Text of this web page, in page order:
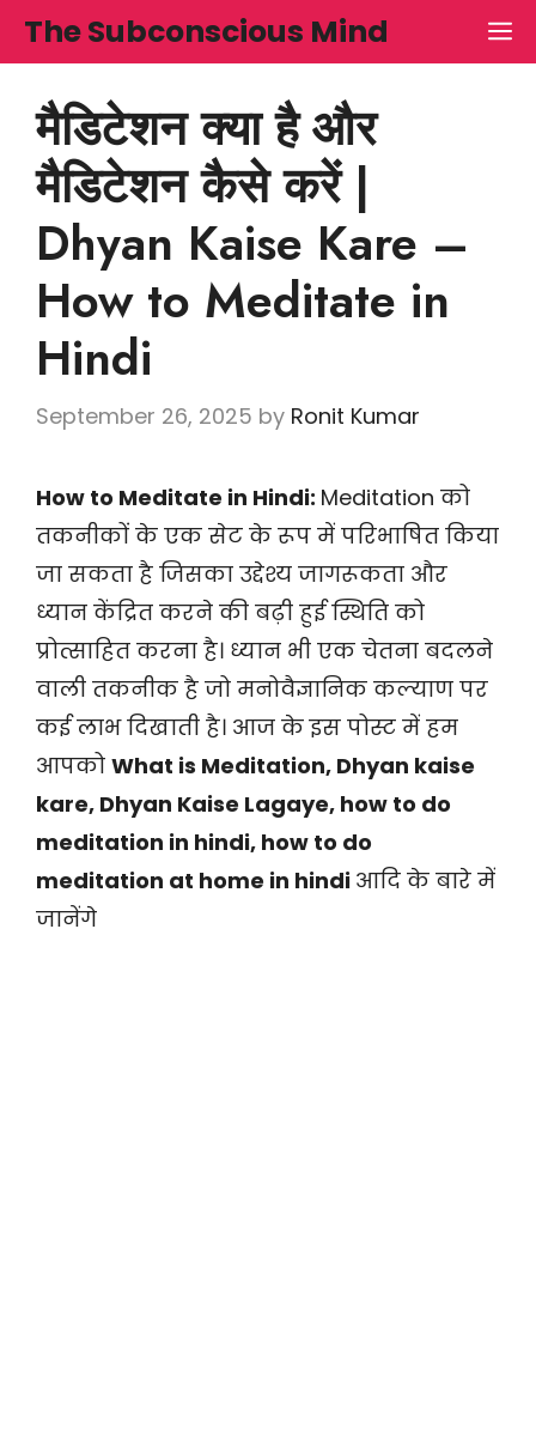
Skip
to
content
The Subconscious Mind
मैडिटेशन क्या है और
मैडिटेशन कैसे करें |
Dhyan Kaise Kare –
How to Meditate in
Hindi
September 26, 2025 by Ronit Kumar
How to Meditate in Hindi: Meditation को
तकनीकों के एक सेट के रूप में परिभाषित किया
जा सकता है जिसका उद्देश्य जागरूकता और
ध्यान केंद्रित करने की बढ़ी हुई स्थिति को
प्रोत्साहित करना है। ध्यान भी एक चेतना बदलने
वाली तकनीक है जो मनोवैज्ञानिक कल्याण पर
कई लाभ दिखाती है। आज के इस पोस्ट में हम
आपको What is Meditation, Dhyan kaise
kare, Dhyan Kaise Lagaye, how to do
meditation in hindi, how to do
meditation at home in hindi आदि के बारे में
जानेंगे